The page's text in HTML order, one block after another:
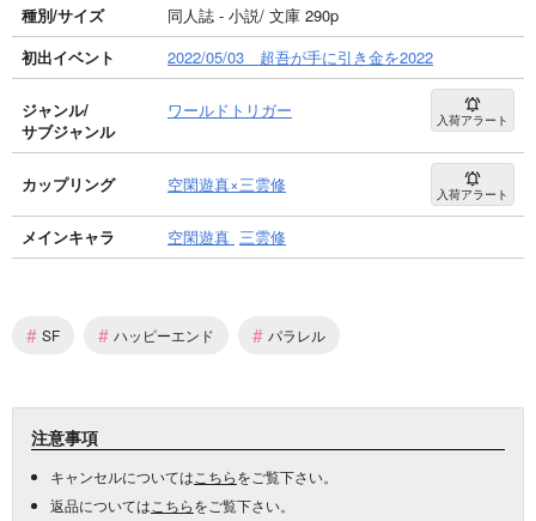
種別/サイズ
同人誌 - 小説/ 文庫 290p
初出イベント
2022/05/03 超吾が手に引き金を2022
ジャンル/
サブジャンル
ワールドトリガー 入荷アラート
カップリング 空閑遊真×三雲修 入荷アラート
メインキャラ 空閑遊真 三雲修
# SF # ハッピーエンド # パラレル
注意事項
キャンセルについては こちらをご覧下さい。
返品については こちらをご覧下さい。